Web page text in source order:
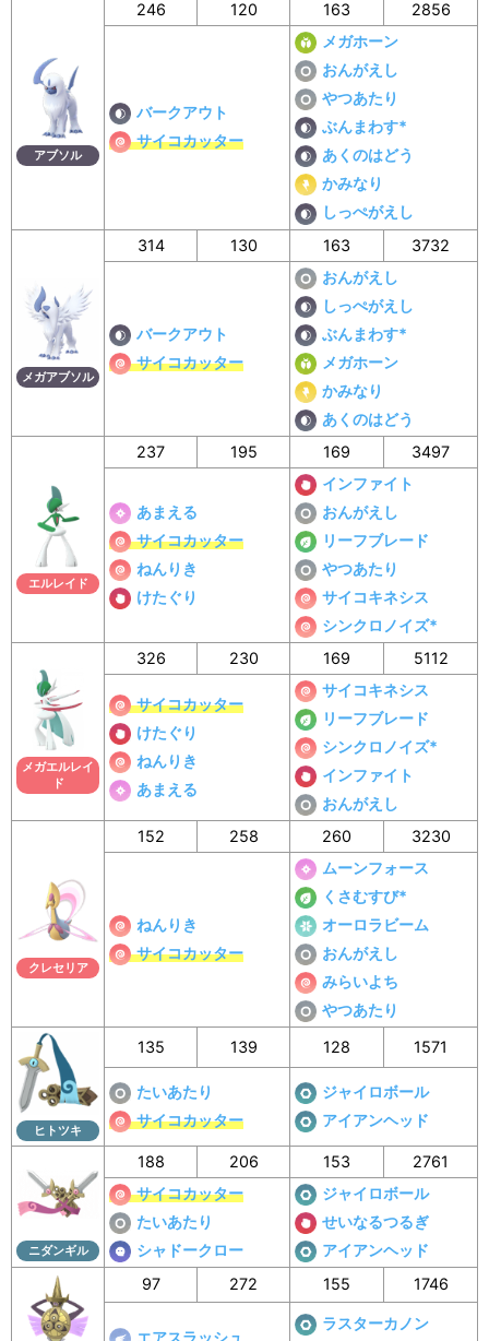
アブソル
246 120 163 2856
バークアウト
サイコカッター
メガホーン
おんがえし
やつあたり
ぶんまわす*
あくのはどう
かみなり
しっぺがえし
メガアブソル
314 130 163 3732
バークアウト
サイコカッター
おんがえし
しっぺがえし
ぶんまわす*
メガホーン
かみなり
あくのはどう
エルレイド
237 195 169 3497
あまえる
サイコカッター
ねんりき
けたぐり
インファイト
おんがえし
リーフブレード
やつあたり
サイコキネシス
シンクロノイズ*
メガエルレイ
ド
326 230 169 5112
サイコカッター
けたぐり
ねんりき
あまえる
サイコキネシス
リーフブレード
シンクロノイズ*
インファイト
おんがえし
クレセリア
152 258 260 3230
ねんりき
サイコカッター
ムーンフォース
くさむすび*
オーロラビーム
おんがえし
みらいよち
やつあたり
ヒトツキ
135 139 128 1571
たいあたり
サイコカッター
ジャイロボール
アイアンヘッド
ニダンギル
188 206 153
2761
サイコカッター
たいあたり
シャドークロー
ジャイロボール
せいなるつるぎ
アイアンヘッド
97 272 155 1746
エアスラッシュ
ラスターカノン